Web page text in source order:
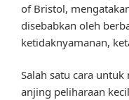
of Bristol,
disebabkan oleh
ketidaknyamanan,
Salah satu cara
anjing peliharaan